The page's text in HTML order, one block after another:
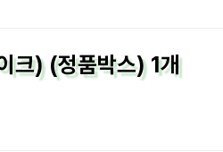
크) (정품박스) 1개